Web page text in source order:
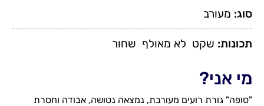
סוג: מעורב
תכונות: שקט לא מאולף שחור
מי אני?
"סופה" גורת רועים מעורבת, נמצאה נטושה, אבודה וחסרת